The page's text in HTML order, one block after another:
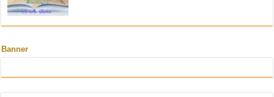
Banner